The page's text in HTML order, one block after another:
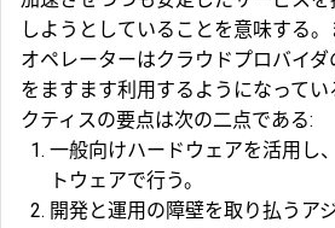
しようとしていることを意味する
オペレーターはクラウドプロバイ
をますます利用するようになって
クティスの要点は次の二点である:
一般向けハードウェアを活用し
トウェアで行う。
開発と運用の障壁を取り払うア